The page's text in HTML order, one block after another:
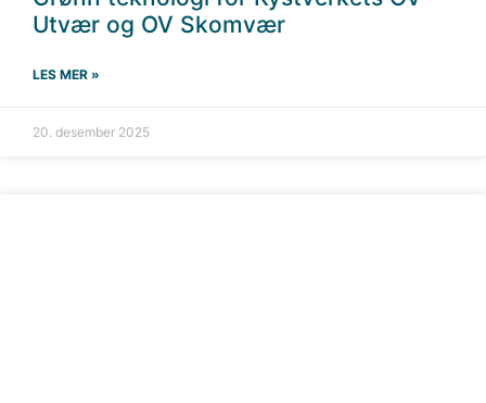
Utvær og OV Skomvær
LES MER »
20. desember 2025